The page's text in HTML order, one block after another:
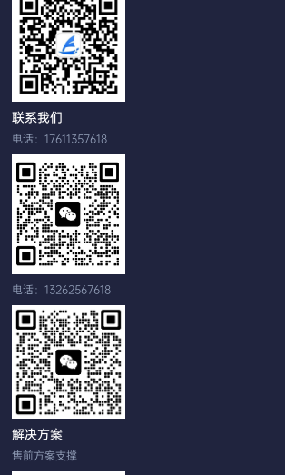
联系我们
电话：17611357618
电话：13262567618
解决方案
售前方案支撑